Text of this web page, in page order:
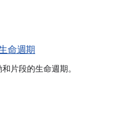
命週期
片段的生命週期。